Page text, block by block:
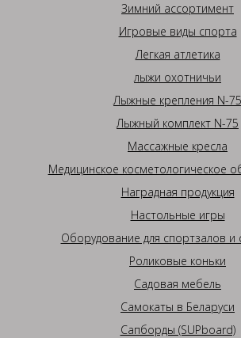
Зимний ассортимент
Игровые виды спорта
Легкая атлетика
лыжи охотничьи
Лыжные крепления N-75
Лыжный комплект N-75
Массажные кресла
Медицинское косметологическое
Наградная продукция
Настольные игры
Оборудование для спортзалов и
Роликовые коньки
Садовая мебель
Самокаты в Беларуси
Сапборды (SUPboard)